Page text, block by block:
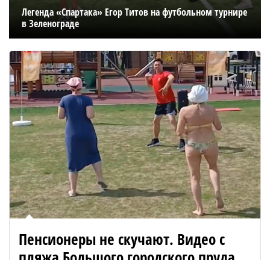
Легенда «Спартака» Егор Титов на футбольном турнире
в Зеленограде
Пенсионеры не скучают. Видео с